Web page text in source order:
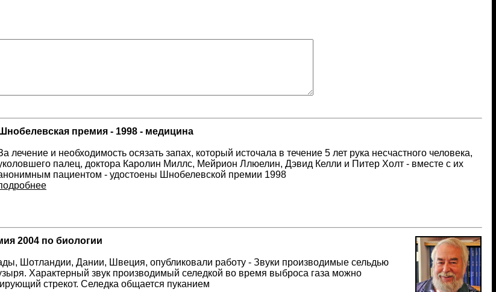
Шнобелевская премия - 1998 - медицина
лечение и необходимость осязать запах, который источала в течение 5 лет рука несчастного человека,
палец, доктора Каролин Миллс, Мейрион Ллюелин, Дэвид Келли и Питер Холт - вместе с их
пациентом - удостоены Шнобелевской премии 1998
2004 по биологии
Шотландии, Дании, Швеция, опубликовали работу - Звуки производимые сельдью
Характерный звук производимый селедкой во время выброса газа можно
стрекот. Селедка общается пуканием